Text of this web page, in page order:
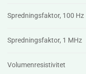
Spredningsfaktor, 100 Hz
Spredningsfaktor, 1 MHz
Volumenresistivitet